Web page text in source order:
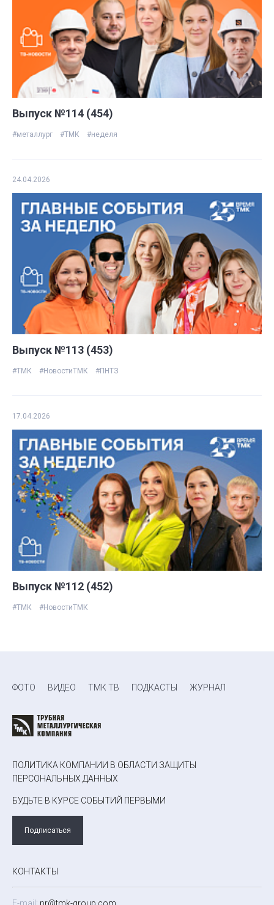
Выпуск №114 (454)
#металлург #ТМК #неделя
24.04.2026
Выпуск №113 (453)
#ТМК #НовостиТМК #ПНТЗ
17.04.2026
Выпуск №112 (452)
#ТМК #НовостиТМК
ФОТО ВИДЕО ТМК ТВ ПОДКАСТЫ ЖУРНАЛ
ПОЛИТИКА КОМПАНИИ В ОБЛАСТИ ЗАЩИТЫ
ПЕРСОНАЛЬНЫХ ДАННЫХ
БУДЬТЕ В КУРСЕ СОБЫТИЙ ПЕРВЫМИ
Подписаться
КОНТАКТЫ